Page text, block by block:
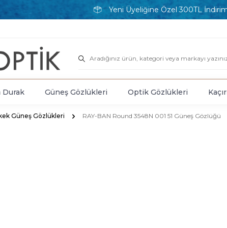
Yeni Üyeliğine Özel 300TL İndirim
Durak Güneş Gözlükleri Optik Gözlükleri
Güneş Gözlükleri RAY-BAN Round 3548N 001 51 Güneş Gözlüğü